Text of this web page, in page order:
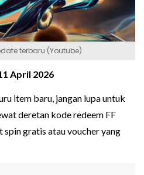
terbaru (Youtube)
April 2026
item baru, jangan lupa untuk
deretan kode redeem FF
spin gratis atau voucher yang